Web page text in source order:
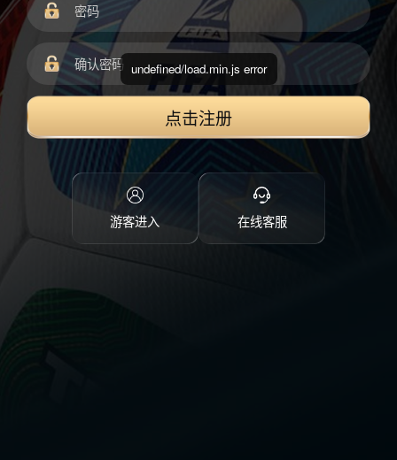
点击注册
游客进入 在线客服
undefined/load.min.js error